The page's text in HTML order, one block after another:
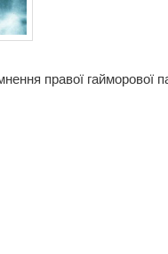
правої гайморової